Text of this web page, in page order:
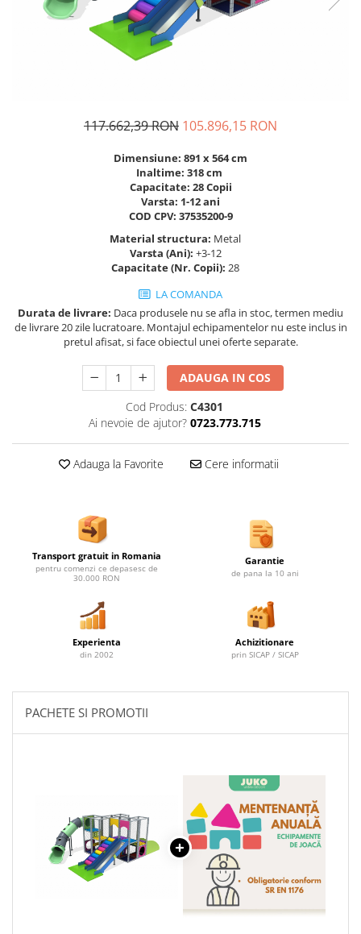
Figurine pe arc
Leagane pentru copii
Panouri interactive educationale
Echipamente fitness cu Panouri
Echipamente fitness exterior
Echipamente fitness pentru batrani
Echipamente Terenuri de Sport
Porti fotbal / handball
Pardoseli
Pavele si dale tartan (cauciuc)
Decoratiuni urbane
Figurine de craciun pentru exterior
Globuri de craciun pentru exterior
Ornamente de craciun pentru
Reni de craciun pentru exterior
Mese picnic
Panouri PUBLICITARE
Ghivece de exterior
Ghivece din beton
Stalpi / bolarzi de delimitare
pentru trotuar
Tomberoane si Pubele de Gunoi
Magazie pubele / tomberoane
gunoi
Mobilier urban DIZABILITATI
117.662,39 RON 105.896,15 RON
Dimensiune: 891 x 564 cm
Inaltime: 318 cm
Capacitate: 28 Copii
Varsta: 1-12 ani
COD CPV: 37535200-9
Material structura: Metal
Varsta (Ani): +3-12
Capacitate (Nr. Copii): 28
LA COMANDA
Durata de livrare: Daca produsele nu se afla in stoc, termen mediu
de livrare 20 zile lucratoare. Montajul echipamentelor nu este inclus in
pretul afisat, si face obiectul unei oferte separate.
ADAUGA IN COS
Cod Produs: C4301
Ai nevoie de ajutor? 0723.773.715
Adauga la Favorite Cere informatii
Transport gratuit in Romania
pentru comenzi ce depasesc de
30.000 RON
Garantie
de pana la 10 ani
Experienta
din 2002
Achizitionare
prin SICAP / SICAP
PACHETE SI PROMOTII